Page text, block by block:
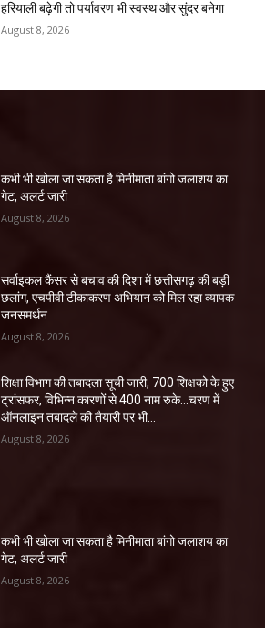
हरियाली बढ़ेगी तो पर्यावरण भी स्वस्थ और सुंदर बनेगा
August 8, 2026
कभी भी खोला जा सकता है मिनीमाता बांगो जलाशय का
गेट, अलर्ट जारी
August 8, 2026
सर्वाइकल कैंसर से बचाव की दिशा में छत्तीसगढ़ की बड़ी
छलांग, एचपीवी टीकाकरण अभियान को मिल रहा व्यापक
जनसमर्थन
August 8, 2026
शिक्षा विभाग की तबादला सूची जारी, 700 शिक्षको के हुए
ट्रांसफर, विभिन्न कारणों से 400 नाम रुके…चरण में
ऑनलाइन तबादले की तैयारी पर भी...
August 8, 2026
कभी भी खोला जा सकता है मिनीमाता बांगो जलाशय का
गेट, अलर्ट जारी
August 8, 2026